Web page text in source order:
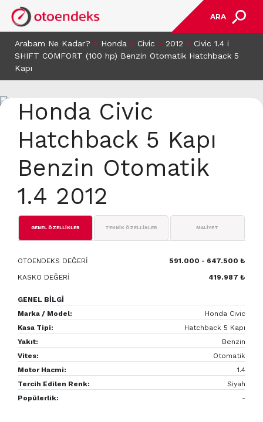
ARA
Arabam Ne Kadar? > Honda > Civic > 2012 > Civic 1.4 i
SHIFT COMFORT (100 hp) Benzin Otomatik Hatchback 5
Kapı
Honda Civic
Hatchback 5 Kapı
Benzin Otomatik
1.4 2012
GENEL ÖZELLİKLER TEKNİK ÖZELLİKLER MALİYET
OTOENDEKS DEĞERİ
591.000 - 647.500 ₺
KASKO DEĞERİ
419.987 ₺
GENEL BİLGİ
Marka / Model:
Honda Civic
Kasa Tipi:
Hatchback 5 Kapı
Yakıt:
Benzin
Vites:
Otomatik
Motor Hacmi:
1.4
Tercih Edilen Renk:
Siyah
Popülerlik:
-